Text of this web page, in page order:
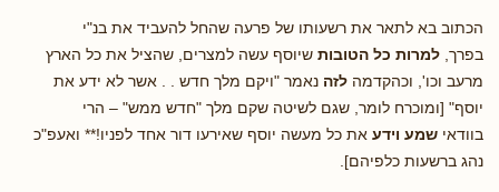
הכתוב בא לתאר את רשעותו של פרעה שהחל להעביד את בנ"י
בפרך, למרות כל הטובות שיוסף עשה למצרים, שהציל את כל הארץ
מרעב וכו', וכהקדמה לזה נאמר "ויקם מלך חדש . . אשר לא ידע את
יוסף" [ומוכרח לומר, שגם לשיטה שקם מלך "חדש ממש" – הרי
בוודאי שמע וידע את כל מעשה יוסף שאירעו דור אחד לפניו!** ואעפ"כ
נהג ברשעות כלפיהם].